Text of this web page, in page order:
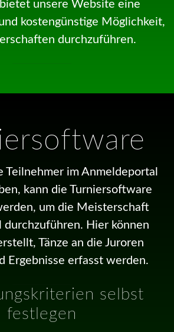
bietet unsere Website eine
kostengünstige Möglichkeit,
durchzuführen.
Teilnehmer im Anmeldeportal
kann die Turniersoftware
um die Meisterschaft
durchzuführen. Hier können
Tänze an die Juroren
Ergebnisse erfasst werden.
selbst
festlegen